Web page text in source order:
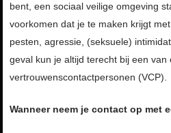
bent, een sociaal veilige omgeving
voorkomen dat je te maken krijgt
pesten, agressie, (seksuele)
geval kun je altijd terecht bij een van
vertrouwenscontactpersonen (VCP).
Wanneer neem je contact op met